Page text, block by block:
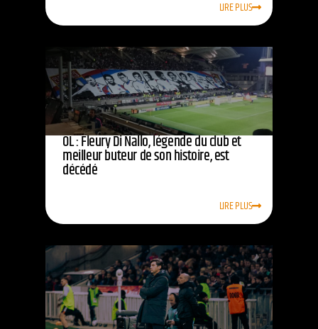
LIRE PLUS
OL : Fleury Di Nallo, légende du club et
meilleur buteur de son histoire, est
décédé
LIRE PLUS